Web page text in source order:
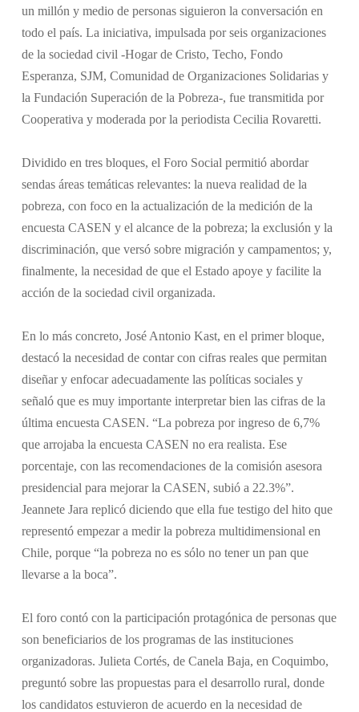
un millón y medio de personas siguieron la conversación en
todo el país. La iniciativa, impulsada por seis organizaciones
de la sociedad civil -Hogar de Cristo, Techo, Fondo
Esperanza, SJM, Comunidad de Organizaciones Solidarias y
la Fundación Superación de la Pobreza-, fue transmitida por
Cooperativa y moderada por la periodista Cecilia Rovaretti.
Dividido en tres bloques, el Foro Social permitió abordar
sendas áreas temáticas relevantes: la nueva realidad de la
pobreza, con foco en la actualización de la medición de la
encuesta CASEN y el alcance de la pobreza; la exclusión y la
discriminación, que versó sobre migración y campamentos; y,
finalmente, la necesidad de que el Estado apoye y facilite la
acción de la sociedad civil organizada.
En lo más concreto, José Antonio Kast, en el primer bloque,
destacó la necesidad de contar con cifras reales que permitan
diseñar y enfocar adecuadamente las políticas sociales y
señaló que es muy importante interpretar bien las cifras de la
última encuesta CASEN. “La pobreza por ingreso de 6,7%
que arrojaba la encuesta CASEN no era realista. Ese
porcentaje, con las recomendaciones de la comisión asesora
presidencial para mejorar la CASEN, subió a 22.3%”.
Jeannete Jara replicó diciendo que ella fue testigo del hito que
representó empezar a medir la pobreza multidimensional en
Chile, porque “la pobreza no es sólo no tener un pan que
llevarse a la boca”.
El foro contó con la participación protagónica de personas que
son beneficiarios de los programas de las instituciones
organizadoras. Julieta Cortés, de Canela Baja, en Coquimbo,
preguntó sobre las propuestas para el desarrollo rural, donde
los candidatos estuvieron de acuerdo en la necesidad de